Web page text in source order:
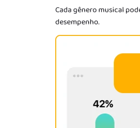
Cada gênero musical
desempenho.